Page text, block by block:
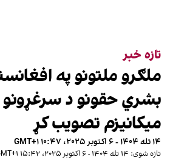
تازه خبر
ملګرو ملتونو په
بشري حقونو د سرغړونو
میکانیزم تصویب کړ
۱۴ تله ۱۴۰۴ - ۶ اکتوبر ۲۰۲۵، ۱۰:۴۷ GMT+۱
تازه شوی: ۱۴ تله ۱۴۰۴ - ۶ اکتوبر ۲۰۲۵، ۱۵:۴۲ GMT+۱